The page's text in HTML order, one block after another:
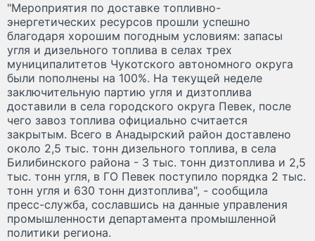
"Мероприятия по доставке топливно-
энергетических ресурсов прошли успешно
благодаря хорошим погодным условиям: запасы
угля и дизельного топлива в селах трех
муниципалитетов Чукотского автономного округа
были пополнены на 100%. На текущей неделе
заключительную партию угля и дизтоплива
доставили в села городского округа Певек, после
чего завоз топлива официально считается
закрытым. Всего в Анадырский район доставлено
около 2,5 тыс. тонн дизельного топлива, в села
Билибинского района - 3 тыс. тонн дизтоплива и 2,5
тыс. тонн угля, в ГО Певек поступило порядка 2 тыс.
тонн угля и 630 тонн дизтоплива", - сообщила
пресс-служба, сославшись на данные управления
промышленности департамента промышленной
политики региона.